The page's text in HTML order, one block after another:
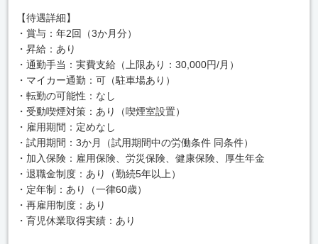
【待遇詳細】
・賞与：年2回（3か月分）
・昇給：あり
・通勤手当：実費支給（上限あり：30,000円/月）
・マイカー通勤：可（駐車場あり）
・転勤の可能性：なし
・受動喫煙対策：あり（喫煙室設置）
・雇用期間：定めなし
・試用期間：3か月（試用期間中の労働条件 同条件）
・加入保険：雇用保険、労災保険、健康保険、厚生年金
・退職金制度：あり（勤続5年以上）
・定年制：あり（一律60歳）
・再雇用制度：あり
・育児休業取得実績：あり